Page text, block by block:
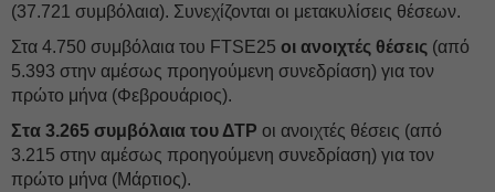
(37.721 συμβόλαια). Συνεχίζονται οι μετακυλίσεις θέσεων.
Στα 4.750 συμβόλαια του FTSE25 οι ανοιχτές θέσεις (από
5.393 στην αμέσως προηγούμενη συνεδρίαση) για τον
πρώτο μήνα (Φεβρουάριος).
Στα 3.265 συμβόλαια του ΔΤΡ οι ανοιχτές θέσεις (από
3.215 στην αμέσως προηγούμενη συνεδρίαση) για τον
πρώτο μήνα (Μάρτιος).